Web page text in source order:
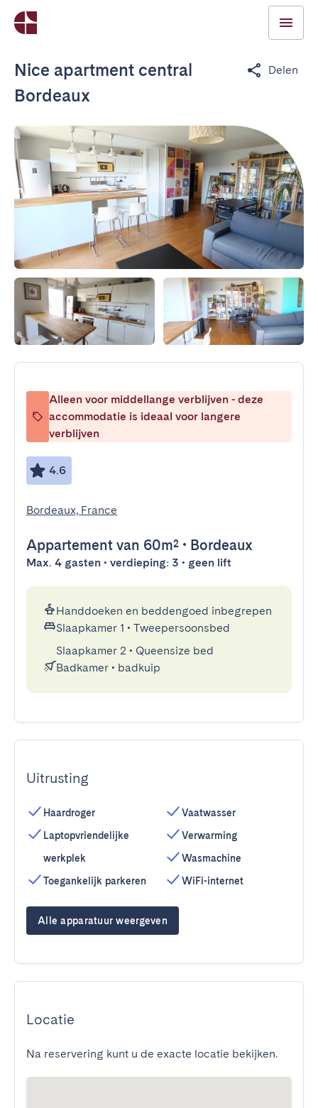
Nice apartment central
Bordeaux
Delen
Alleen voor middellange verblijven - deze
accommodatie is ideaal voor langere
verblijven
4.6
Bordeaux, France
Appartement van 60m² • Bordeaux
Max. 4 gasten • verdieping: 3 • geen lift
Handdoeken en beddengoed inbegrepen
Slaapkamer 1 • Tweepersoonsbed
Slaapkamer 2 • Queensize bed
Badkamer • badkuip
Uitrusting
Haardroger
Laptopvriendelijke
werkplek
Toegankelijk parkeren
Vaatwasser
Verwarming
Wasmachine
WiFi-internet
Alle apparatuur weergeven
Locatie
Na reservering kunt u de exacte locatie bekijken.